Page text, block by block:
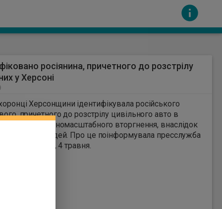
за вміст інших сайтів. Всі авторскі права
росіянина, причетного до розстрілу
у Херсоні
Херсонщини ідентифікувала російського
причетного до розстрілу цивільного авто в
на початку повномасштабного вторгнення, внаслідок
троє людей. Про це поінформувала пресслужба
у понеділок, 4 травня.